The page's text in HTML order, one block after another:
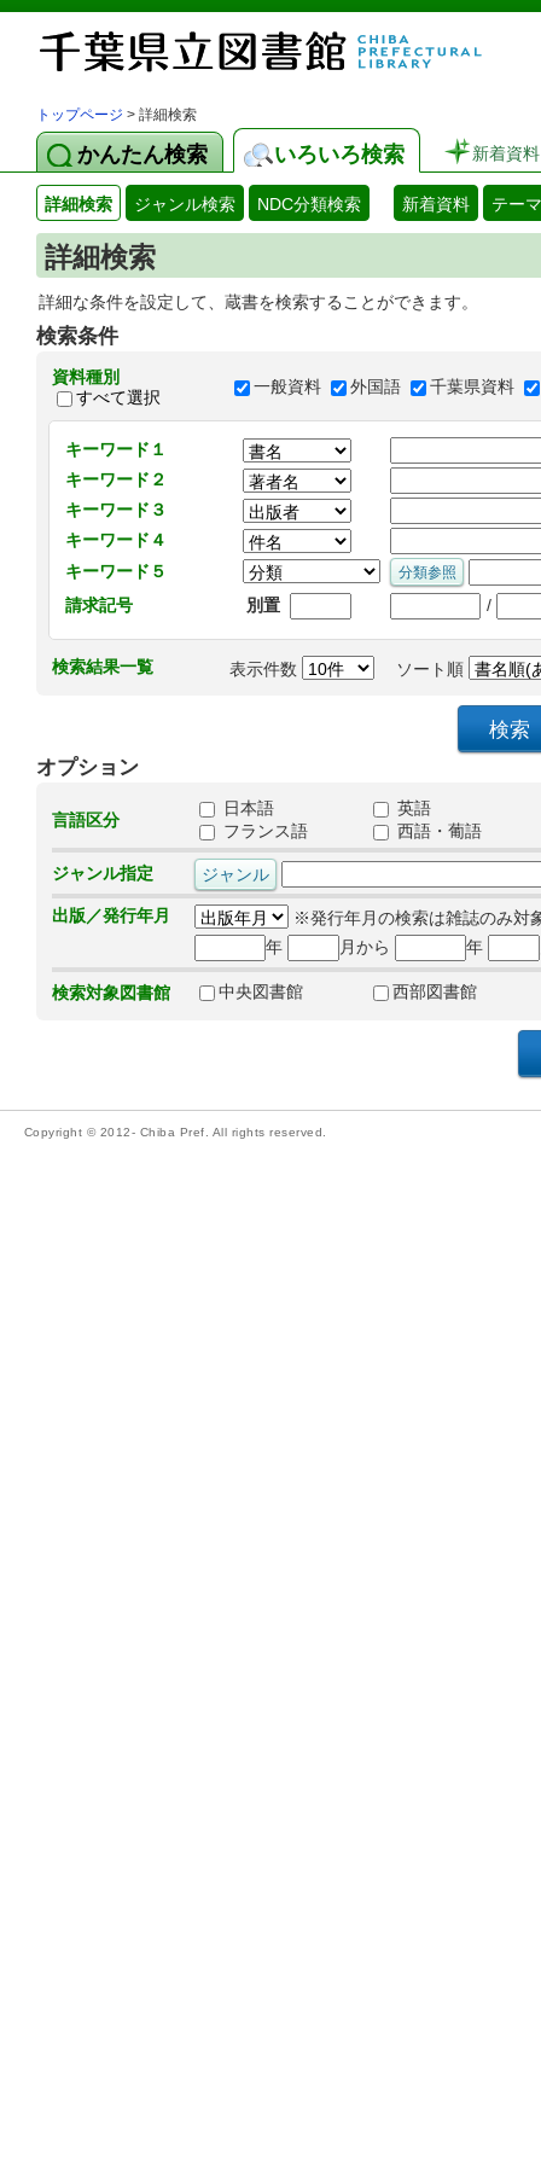
トップページ > 詳細検索
かんたん検索 いろいろ検索 新着資料
詳細検索 ジャンル検索 NDC分類検索 新着資料 テー
詳細検索
詳細な条件を設定して、蔵書を検索することができます。
検索条件
資料種別
すべて選択
一般資料 外国語 千葉県資料
キーワード１
キーワード２
キーワード３
キーワード４
キーワード５
請求記号
別置 /
検索結果一覧 表示件数 ソート順
オプション
言語区分
日本語
英語
フランス語
西語・葡語
ジャンル指定
出版／発行年月
※発行年月の検索は雑誌のみ対
年
月から 年
検索対象図書館 中央図書館 西部図書館
Copyright © 2012- Chiba Pref. All rights reserved.